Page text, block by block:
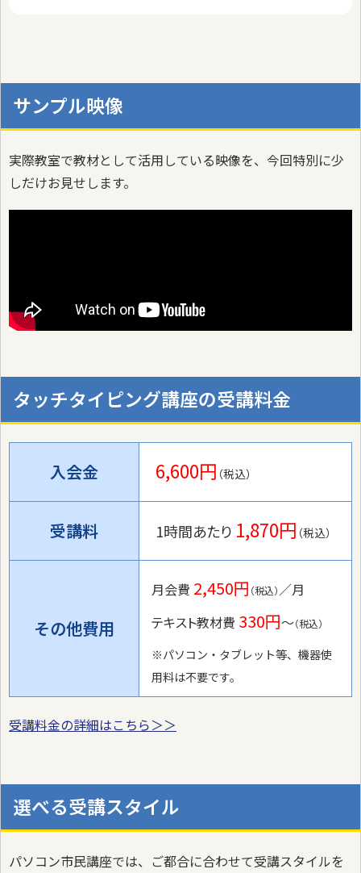
サンプル映像
実際教室で教材として活用している映像を、今回特別に少
しだけお見せします。
タッチタイピング講座の受講料金
入会金 6,600円 （税込）
受講料 1時間あたり 1,870円 （税込）
その他費用
月会費 2,450円 （税込）／月
テキスト教材費 330円〜（税込）
※パソコン・タブレット等、機器使
用料は不要です。
受講料金の詳細はこちら＞＞
選べる受講スタイル
パソコン市民講座では、ご都合に合わせて受講スタイルを